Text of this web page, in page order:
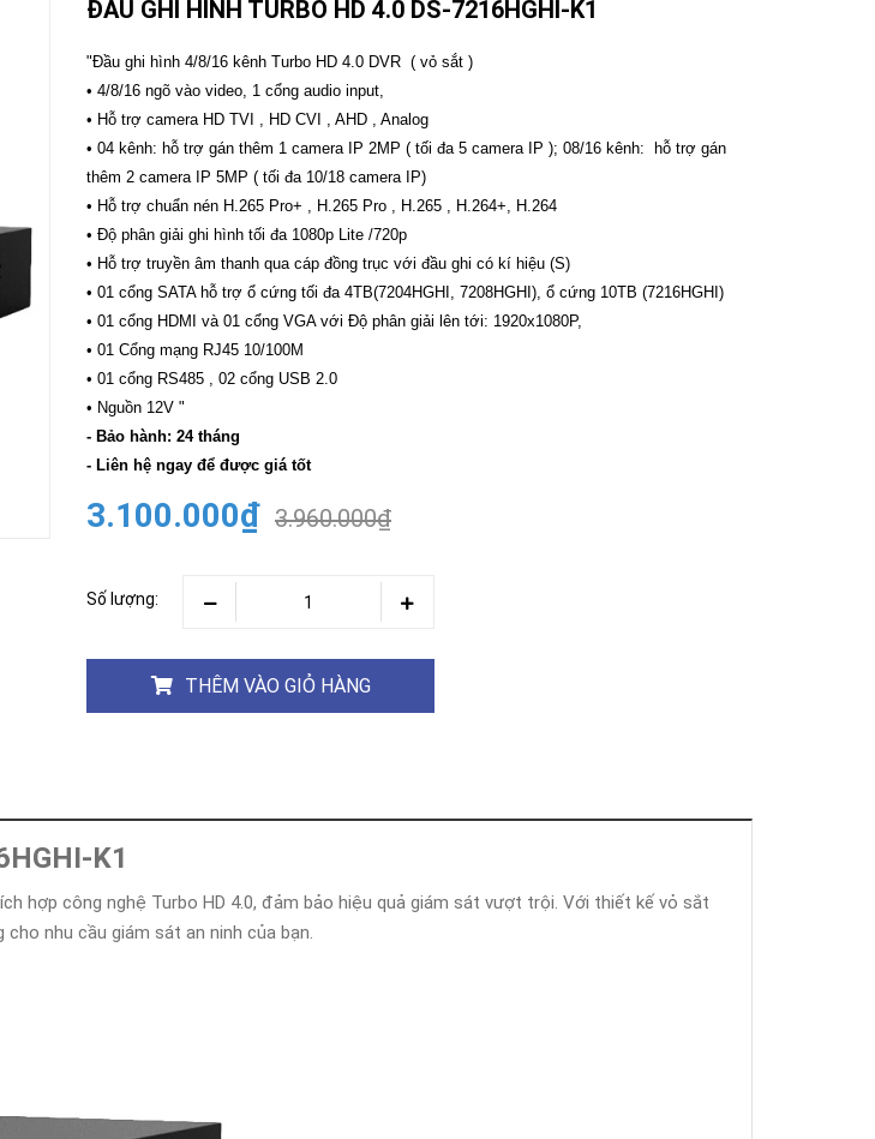
ĐỘNG
Hikvision
Camera
THIẾT
HỌP
TRỰC
TUYẾN
Maxhub
Màn
hình
MAXHUB
M27
THIẾT
THIẾT
CHÁY
HUAWEI
ĐẦU GHI HÌNH TURBO HD 4.0 DS-7216HGHI-K1
"Đầu ghi hình 4/8/16 kênh Turbo HD 4.0 DVR ( vỏ sắt )
• 4/8/16 ngõ vào video, 1 cổng audio input,
• Hỗ trợ camera HD TVI , HD CVI , AHD , Analog
• 04 kênh: hỗ trợ gán thêm 1 camera IP 2MP ( tối đa 5 camera IP ); 08/16 kênh: hỗ trợ gán
thêm 2 camera IP 5MP ( tối đa 10/18 camera IP)
• Hỗ trợ chuẩn nén H.265 Pro+ , H.265 Pro , H.265 , H.264+, H.264
• Độ phân giải ghi hình tối đa 1080p Lite /720p
• Hỗ trợ truyền âm thanh qua cáp đồng trục với đầu ghi có kí hiệu (S)
• 01 cổng SATA hỗ trợ ổ cứng tối đa 4TB(7204HGHI, 7208HGHI), ổ cứng 10TB (7216HGHI)
• 01 cổng HDMI và 01 cổng VGA với Độ phân giải lên tới: 1920x1080P,
• 01 Cổng mạng RJ45 10/100M
• 01 cổng RS485 , 02 cổng USB 2.0
• Nguồn 12V "
- Bảo hành: 24 tháng
- Liên hệ ngay để được giá tốt
3.100.000₫ 3.960.000₫
Số lượng:
THÊM VÀO GIỎ HÀNG
K1
hợp công nghệ Turbo HD 4.0, đảm bảo hiệu quả giám sát vượt trội. Với thiết kế vỏ sắt
nhu cầu giám sát an ninh của bạn.